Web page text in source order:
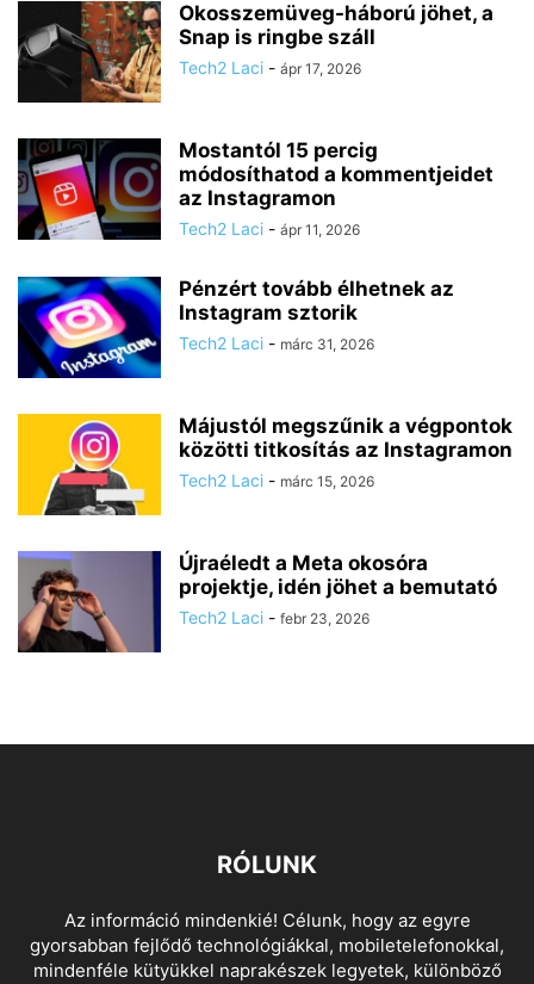
Okosszemüveg-háború jöhet, a
Snap is ringbe száll
Tech2 Laci - ápr 17, 2026
Mostantól 15 percig
módosíthatod a kommentjeidet
az Instagramon
Tech2 Laci - ápr 11, 2026
Pénzért tovább élhetnek az
Instagram sztorik
Tech2 Laci - márc 31, 2026
Májustól megszűnik a végpontok
közötti titkosítás az Instagramon
Tech2 Laci - márc 15, 2026
Újraéledt a Meta okosóra
projektje, idén jöhet a bemutató
Tech2 Laci - febr 23, 2026
RÓLUNK
Az információ mindenkié! Célunk, hogy az egyre
gyorsabban fejlődő technológiákkal, mobiletelefonokkal,
mindenféle kütyükkel naprakészek legyetek, különböző